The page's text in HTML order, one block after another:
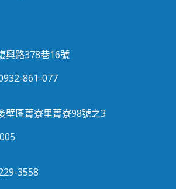
興路378巷16號
861-077
壁區菁寮里菁寮98號之3
3558